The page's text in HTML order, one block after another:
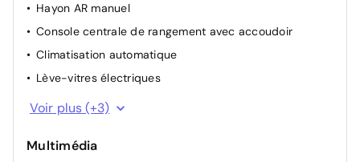
Hayon AR manuel
Console centrale de rangement avec accoudoir
Climatisation automatique
Lève-vitres électriques
Banquette AR coulissante et rabattable 1/3 - 2/3
Lunette AR chauffante
Voir plus (+3)
Multimédia